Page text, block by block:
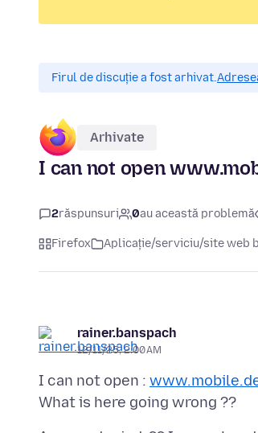
Firul de discuție a fost arhivat.
Arhivate
I can not open
2răspunsuri 0au această problemă
Firefox Aplicație/serviciu/site web
rainer.banspach
12/11/25, 2:00 AM
I can not open :